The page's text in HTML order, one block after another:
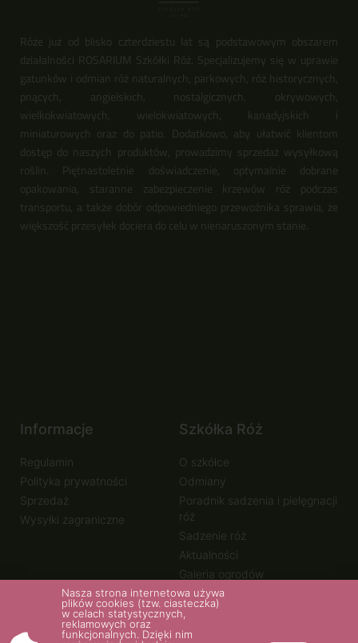
Róże już od blisko czterdziestu lat są podstawowym obszarem
działalności ROSARIUM Szkółki Róż. Specjalizujemy się w uprawie
gatunków i odmian róż naturalnych, parkowych, róż historycznych,
pnących, angielskich, nostalgicznych, okrywowych,
wielkokwiatowych, wielokwiatowych, kanadyjskich i
miniaturowych oraz do patio. Dodatkowo, aby ułatwić klientom
dostęp do naszych produktów, prowadzimy sprzedaż wysyłkową
roślin. Piętnastoletnie doświadczenie, optymalnie dobrane
opakowania, staranne zabezpieczenie krzewów róż podczas
transportu, a także dobór odpowiedniego przewoźnika sprawia, że
większość przesyłek dociera do celu w nienaruszonym stanie.
Informacje
Regulamin
Polityka prywatności
Sprzedaż
Wysyłki zagraniczne
Szkółka Róż
O szkółce
Odmiany
Poradnik sadzenia i pielęgnacji
róż
Sadzenie róż
Aktualności
Galeria ogrodów
Nasza strona internetowa używa
plików cookies (tzw. ciasteczka)
w celach statystycznych,
reklamowych oraz
funkcjonalnych. Dzięki nim